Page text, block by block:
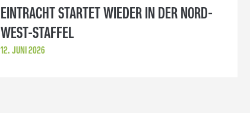
EINTRACHT STARTET WIEDER IN DER NORD-
WEST-STAFFEL
12. JUNI 2026